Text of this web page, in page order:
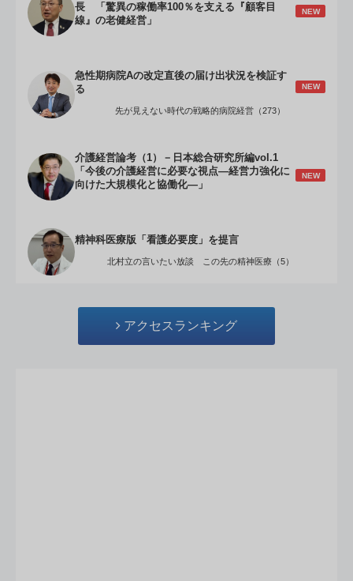
長 「驚異の稼働率100％を支える『顧客目
線』の老健経営」
NEW
急性期病院Aの改定直後の届け出状況を検証す
る
NEW
先が見えない時代の戦略的病院経営（273）
介護経営論考（1）－日本総合研究所編vol.1
「今後の介護経営に必要な視点―経営力強化に
向けた大規模化と協働化―」
NEW
精神科医療版「看護必要度」を提言
北村立の言いたい放談 この先の精神医療（5）
アクセスランキング